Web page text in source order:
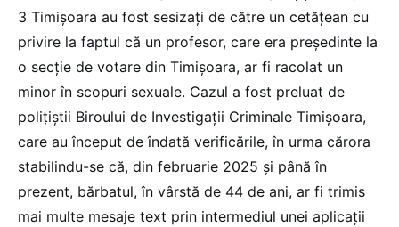
3 Timișoara au fost sesizați de către un cetățean cu
privire la faptul că un profesor, care era președinte la
o secție de votare din Timișoara, ar fi racolat un
minor în scopuri sexuale. Cazul a fost preluat de
polițiștii Biroului de Investigații Criminale Timișoara,
care au început de îndată verificările, în urma cărora
stabilindu-se că, din februarie 2025 și până în
prezent, bărbatul, în vârstă de 44 de ani, ar fi trimis
mai multe mesaje text prin intermediul unei aplicații